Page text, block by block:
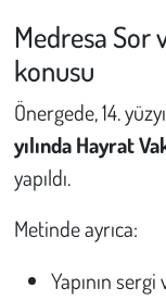
Medresa Sor
konusu
Önergede, 14.
yılında Hayrat
yapıldı.
Metinde ayrıca:
Yapının